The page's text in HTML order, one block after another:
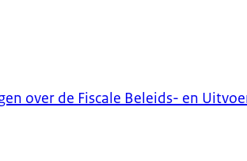
over de Fiscale Beleids- en